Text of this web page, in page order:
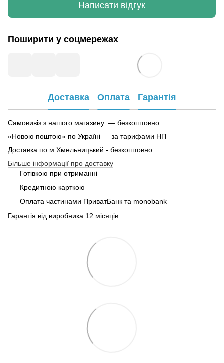
Написати відгук
Поширити у соцмережах
Доставка Оплата Гарантія
Самовивіз з нашого магазину — безкоштовно.
«Новою поштою» по Україні — за тарифами НП
Доставка по м.Хмельницький - безкоштовно
Більше інформації про доставку
Готівкою при отриманні
Кредитною карткою
Оплата частинами ПриватБанк та monobank
Гарантія від виробника 12 місяців.